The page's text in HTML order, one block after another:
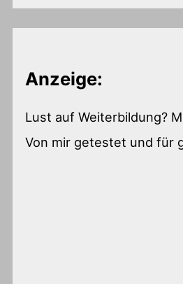
Anzeige:
Lust auf Weiterbildung?
Von mir getestet und für